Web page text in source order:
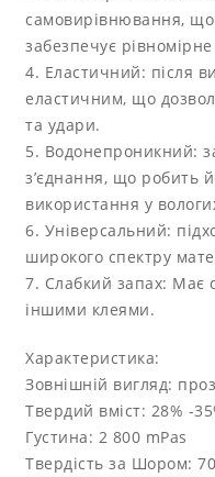
самовирівнювання,
забезпечує рівномірне
4. Еластичний: після
еластичним, що
та удари.
5. Водонепроникний:
з’єднання, що робить
використання у
6. Універсальний:
широкого спектру
7. Слабкий запах: Має
іншими клеями.
Характеристика:
Зовнішній вигляд:
Твердий вміст: 28% -
Густина: 2 800 mPas
Твердість за Шором: